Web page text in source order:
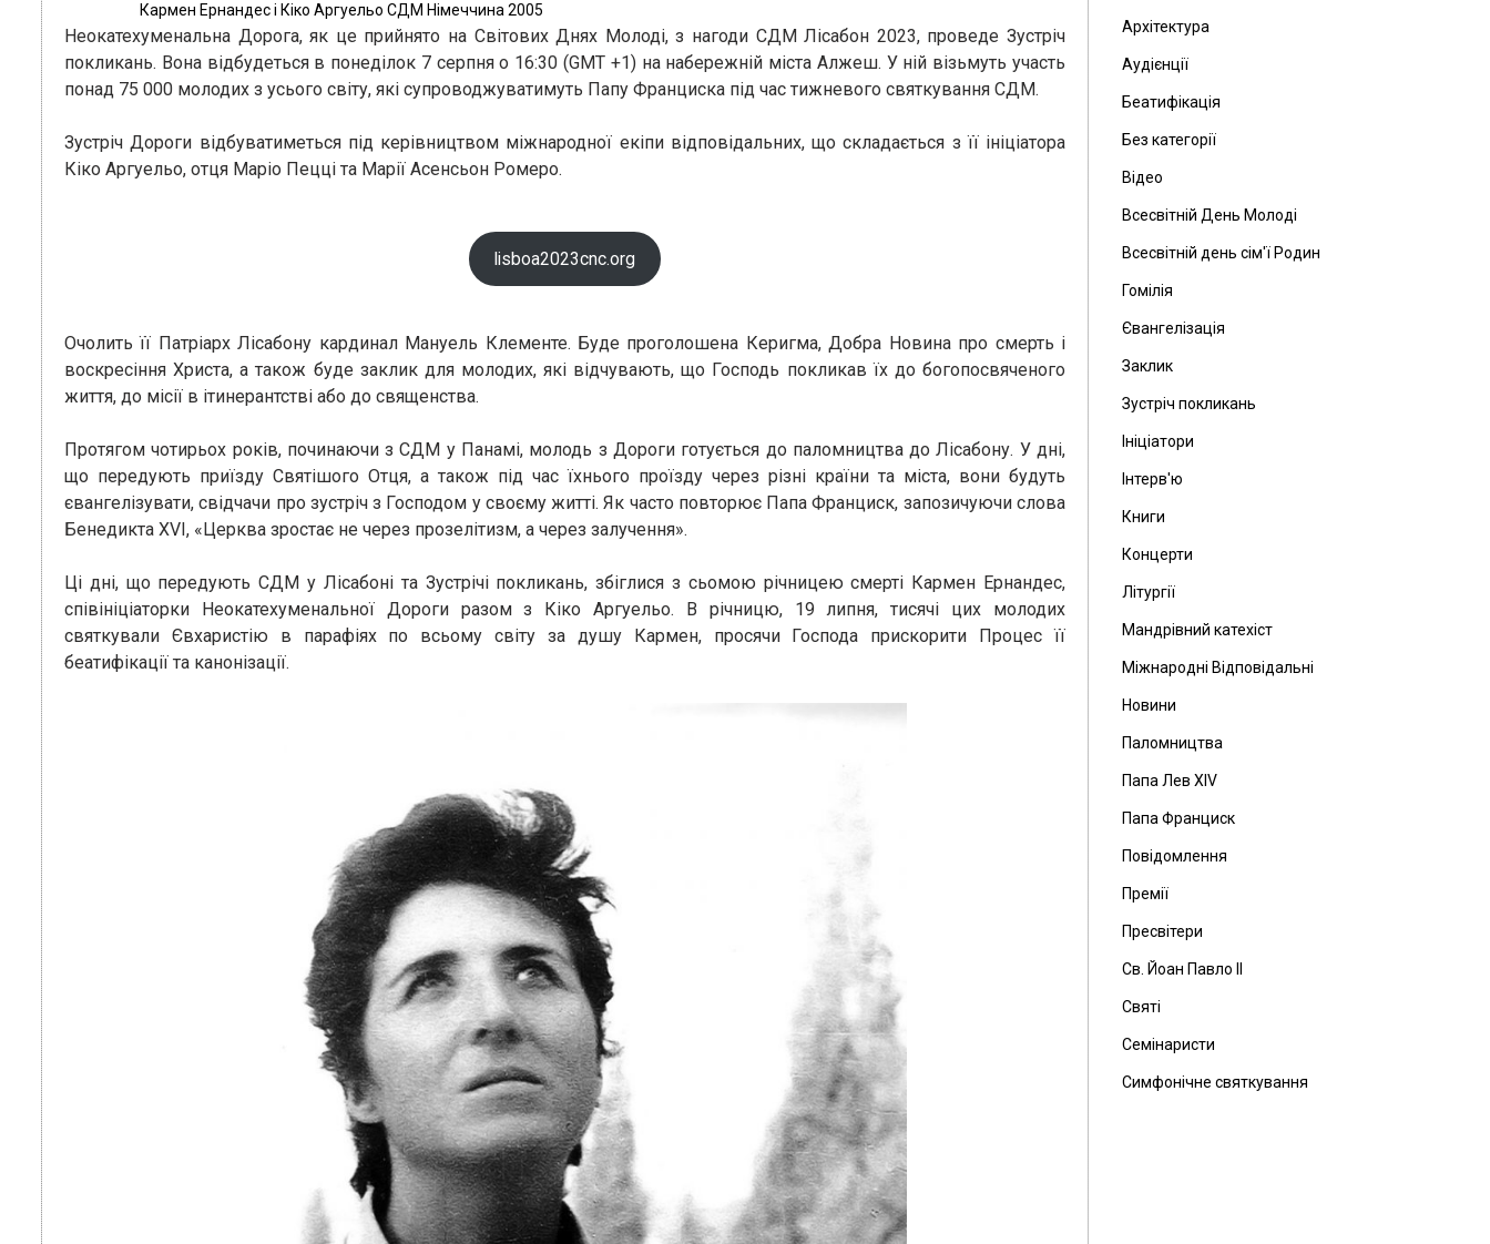
Кармен Ернандес і Кіко Аргуельо СДМ Німеччина 2005
Неокатехуменальна Дорога, як це прийнято на Світових Днях Молоді, з нагоди СДМ Лісабон 2023, проведе Зустріч
покликань. Вона відбудеться в понеділок 7 серпня о 16:30 (GMT +1) на набережній міста Алжеш. У ній візьмуть участь
понад 75 000 молодих з усього світу, які супроводжуватимуть Папу Франциска під час тижневого святкування СДМ.
Зустріч Дороги відбуватиметься під керівництвом міжнародної екіпи відповідальних, що складається з її ініціатора
Кіко Аргуельо, отця Маріо Пецці та Марії Асенсьон Ромеро.
lisboa2023cnc.org
Очолить її Патріарх Лісабону кардинал Мануель Клементе. Буде проголошена Керигма, Добра Новина про смерть і
воскресіння Христа, а також буде заклик для молодих, які відчувають, що Господь покликав їх до богопосвяченого
життя, до місії в ітинерантстві або до священства.
Протягом чотирьох років, починаючи з СДМ у Панамі, молодь з Дороги готується до паломництва до Лісабону. У дні,
що передують приїзду Святішого Отця, а також під час їхнього проїзду через різні країни та міста, вони будуть
євангелізувати, свідчачи про зустріч з Господом у своєму житті. Як часто повторює Папа Франциск, запозичуючи слова
Бенедикта XVI, «Церква зростає не через прозелітизм, а через залучення».
Ці дні, що передують СДМ у Лісабоні та Зустрічі покликань, збіглися з сьомою річницею смерті Кармен Ернандес,
співініціаторки Неокатехуменальної Дороги разом з Кіко Аргуельо. В річницю, 19 липня, тисячі цих молодих
святкували Євхаристію в парафіях по всьому світу за душу Кармен, просячи Господа прискорити Процес її
беатифікації та канонізації.
Архітектура
Аудієнції
Беатифікація
Без категорії
Відео
Всесвітній День Молоді
Всесвітній день сім'ї Родин
Гомілія
Євангелізація
Заклик
Зустріч покликань
Ініціатори
Інтерв'ю
Книги
Концерти
Літургії
Мандрівний катехіст
Міжнародні Відповідальні
Новини
Паломництва
Папа Лев ХІV
Папа Франциск
Повідомлення
Премії
Пресвітери
Св. Йоан Павло ІІ
Святі
Семінаристи
Симфонічне святкування